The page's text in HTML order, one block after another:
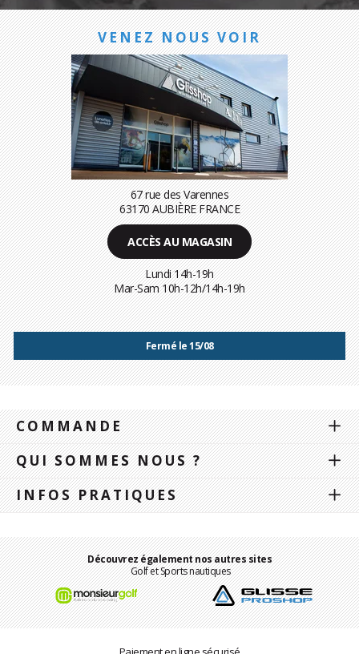
VENEZ NOUS VOIR
67 rue des Varennes
63170 AUBIÈRE FRANCE
ACCÈS AU MAGASIN
Lundi 14h-19h
Mar-Sam 10h-12h/14h-19h
Fermé le 15/08
COMMANDE
QUI SOMMES NOUS ?
INFOS PRATIQUES
Découvrez également nos autres sites
Golf et Sports nautiques